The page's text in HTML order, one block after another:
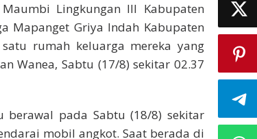
Lingkungan III Kabupaten
Mapanget Griya Indah Kabupaten
rumah keluarga mereka yang
Wanea, Sabtu (17/8) sekitar 02.37
pada Sabtu (18/8) sekitar
mobil angkot. Saat berada di